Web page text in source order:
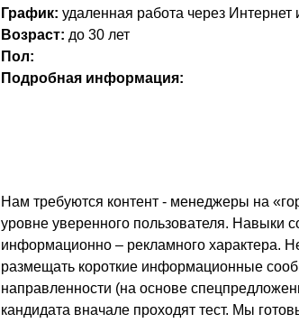
График: удаленная работа через
Возраст: до 30 лет
Пол:
Подробная информация:
Нам требуются контент - менеджеры на
уровне уверенного пользователя. Навыки
информационно – рекламного характера.
размещать короткие информационные
направленности (на основе
кандидата вначале проходят тест. Мы